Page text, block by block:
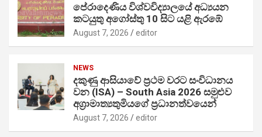
පේරාදෙණිය විශ්වවිද්‍යාලයේ අධ්‍යයන
කටයුතු අගෝස්තු 10 සිට යළි ඇරඹේ
August 7, 2026 editor
NEWS
දකුණු ආසියාවේ ප්‍රථම වරට සංවිධානය
වන (ISA) – South Asia 2026 සමුළුව
අග්‍රාමාත්‍යතුමියගේ ප්‍රධානත්වයෙන්
August 7, 2026 editor